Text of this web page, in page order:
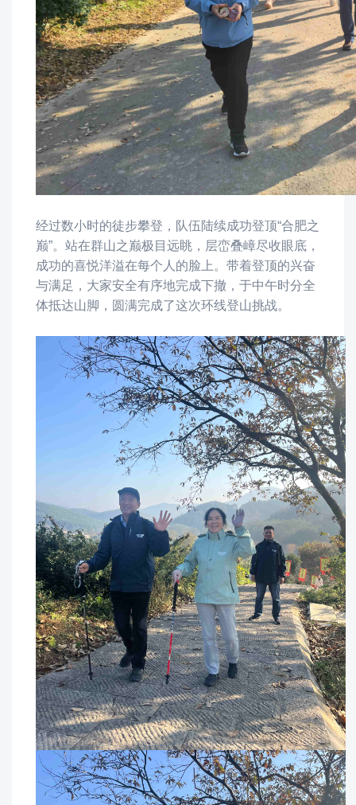
经过数小时的徒步攀登，队伍陆续成功登顶“合肥之
巅”。站在群山之巅极目远眺，层峦叠嶂尽收眼底，
成功的喜悦洋溢在每个人的脸上。带着登顶的兴奋
与满足，大家安全有序地完成下撤，于中午时分全
体抵达山脚，圆满完成了这次环线登山挑战。